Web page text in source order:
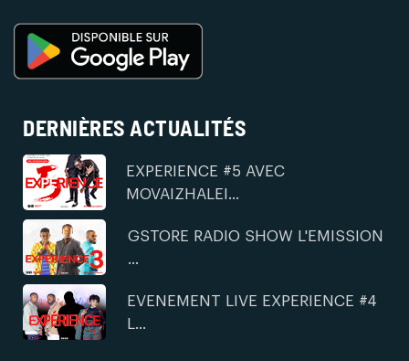
DERNIÈRES ACTUALITÉS
EXPERIENCE #5 AVEC
MOVAIZHALEI...
GSTORE RADIO SHOW L'EMISSION
...
EVENEMENT LIVE EXPERIENCE #4
L...